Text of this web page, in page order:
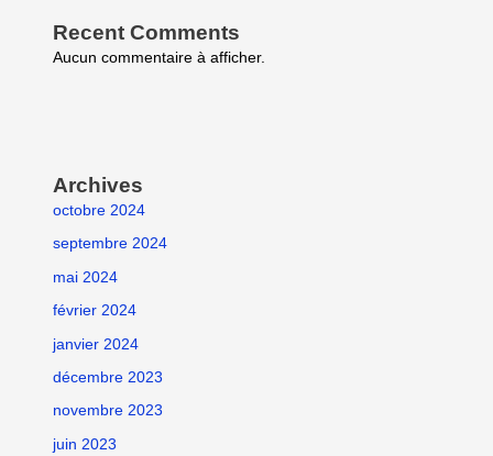
Recent Comments
Aucun commentaire à afficher.
Archives
octobre 2024
septembre 2024
mai 2024
février 2024
janvier 2024
décembre 2023
novembre 2023
juin 2023